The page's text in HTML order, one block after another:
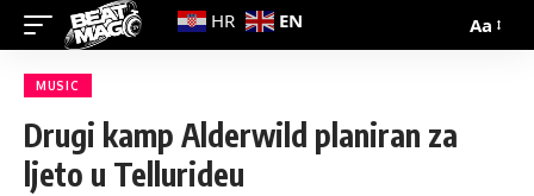
Aa
MUSIC
Drugi kamp Alderwild planiran za
ljeto u Tellurideu
HR EN